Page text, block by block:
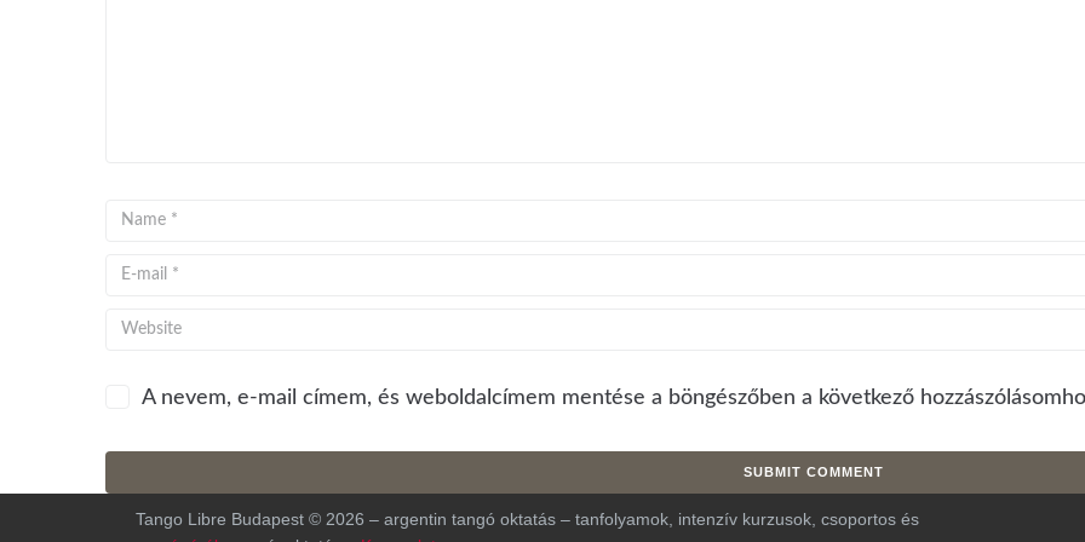
A nevem, e-mail címem, és weboldalcímem mentése a böngészőben a következő
Tango Libre Budapest © 2026 – argentin tangó oktatás – tanfolyamok, intenzív kurzusok, csoportos és